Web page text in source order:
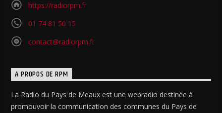
https://radiorpm.fr
01 74 81 50 15
contact@radiorpm.fr
A PROPOS DE RPM
La Radio du Pays de Meaux est une webradio destinée à
promouvoir la communication des communes du Pays de